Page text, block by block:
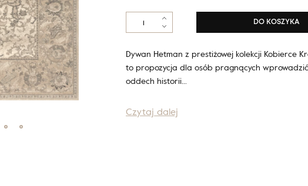
ilość
Agnus
len
DO KOSZYKA
Dywan Hetman z prestiżowej kolekcji Kobierce
to propozycja dla osób pragnących
oddech historii…
Czytaj dalej